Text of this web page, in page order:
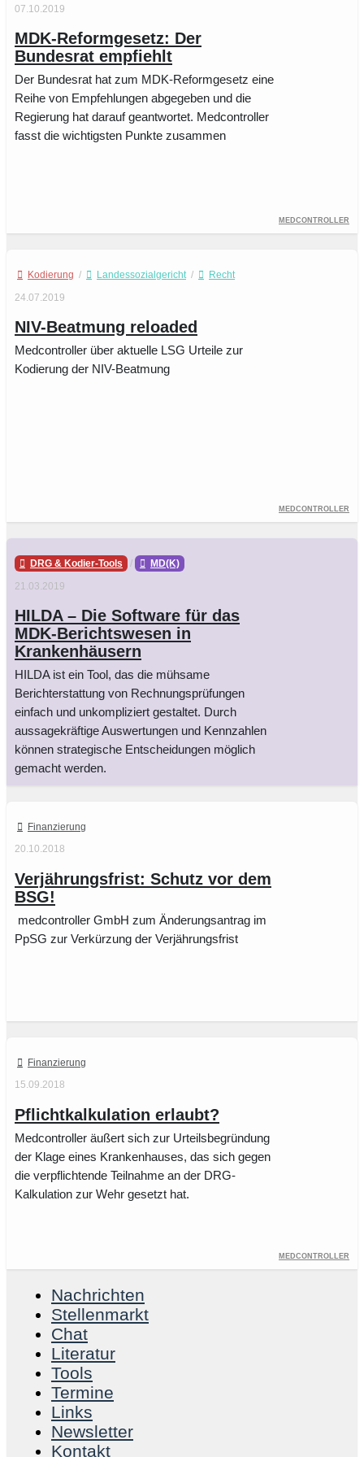
07.10.2019
MDK-Reformgesetz: Der
Bundesrat empfiehlt
Der Bundesrat hat zum MDK-Reformgesetz eine
Reihe von Empfehlungen abgegeben und die
Regierung hat darauf geantwortet. Medcontroller
fasst die wichtigsten Punkte zusammen
Medcontroller
Kodierung / Landessozialgericht /
Recht
24.07.2019
NIV-Beatmung reloaded
Medcontroller über aktuelle LSG Urteile zur
Kodierung der NIV-Beatmung
Medcontroller
DRG & Kodier-Tools /
MD(K)
21.03.2019
HILDA – Die Software für das
MDK-Berichtswesen in
Krankenhäusern
HILDA ist ein Tool, das die mühsame
Berichterstattung von Rechnungsprüfungen
einfach und unkompliziert gestaltet. Durch
aussagekräftige Auswertungen und Kennzahlen
können strategische Entscheidungen möglich
gemacht werden.
Finanzierung
20.10.2018
Verjährungsfrist: Schutz vor dem
BSG!
medcontroller GmbH zum Änderungsantrag im
PpSG zur Verkürzung der Verjährungsfrist
Finanzierung
15.09.2018
Pflichtkalkulation erlaubt?
Medcontroller äußert sich zur Urteilsbegründung
der Klage eines Krankenhauses, das sich gegen
die verpflichtende Teilnahme an der DRG-
Kalkulation zur Wehr gesetzt hat.
Medcontroller
Nachrichten
Stellenmarkt
Chat
Literatur
Tools
Termine
Links
Newsletter
Kontakt